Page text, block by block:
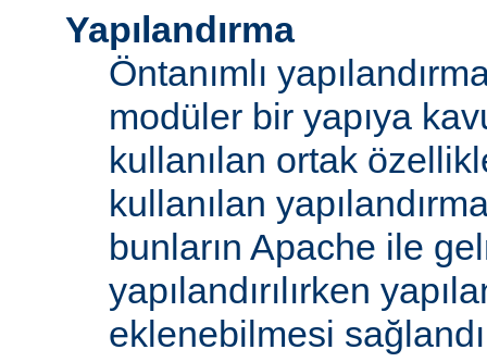
Yapılandırma
Öntanımlı
modüler bir yapıya
kullanılan ortak
kullanılan
bunların Apache ile
yapılandırılırken
eklenebilmesi